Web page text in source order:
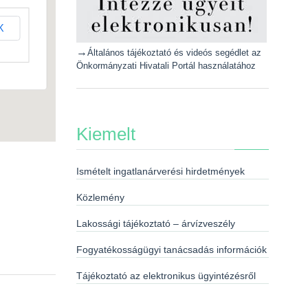
→ Általános tájékoztató és videós segédlet az
Önkormányzati Hivatali Portál használatához
Kiemelt
Ismételt ingatlanárverési hirdetmények
Közlemény
Lakossági tájékoztató – árvízveszély
Fogyatékosságügyi tanácsadás információk
Tájékoztató az elektronikus ügyintézésről